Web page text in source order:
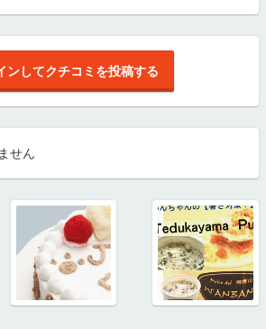
ンしてクチコミを投稿する
せん